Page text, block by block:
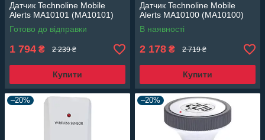
Датчик Technoline Mobile
Alerts MA10101 (MA10101)
Готово до відправки
1 794 ₴ 2 239 ₴
Купити
Датчик Technoline Mobile
Alerts MA10100 (MA10100)
В наявності
2 178 ₴ 2 719 ₴
Купити
–20% –20%